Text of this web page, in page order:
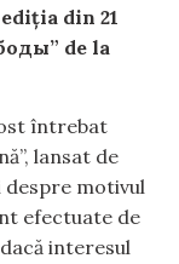
din 21
de la
întrebat
lansat de
motivul
efectuate de
interesul